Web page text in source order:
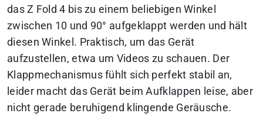
das Z Fold 4 bis zu einem beliebigen Winkel
zwischen 10 und 90° aufgeklappt werden und hält
diesen Winkel. Praktisch, um das Gerät
aufzustellen, etwa um Videos zu schauen. Der
Klappmechanismus fühlt sich perfekt stabil an,
leider macht das Gerät beim Aufklappen leise, aber
nicht gerade beruhigend klingende Geräusche.